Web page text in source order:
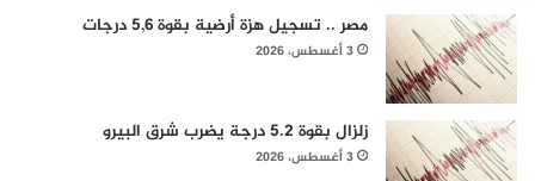
مصر .. تسجيل هزة أرضية بقوة 5,6 درجات
3 أغسطس، 2026
زلزال بقوة 5.2 درجة يضرب شرق البيرو
3 أغسطس، 2026